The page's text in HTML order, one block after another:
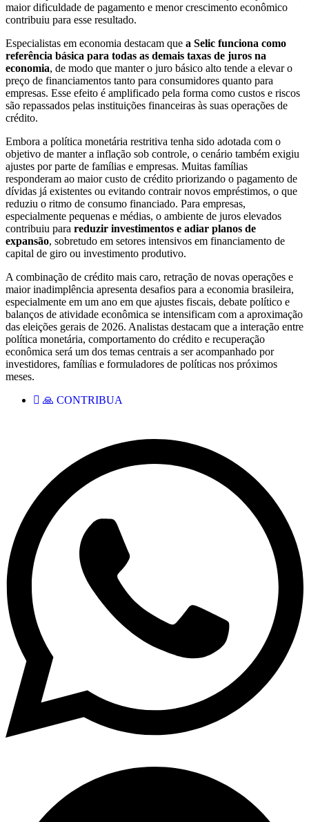
maior dificuldade de pagamento e menor crescimento econômico
contribuiu para esse resultado.
Especialistas em economia destacam que a Selic funciona como
referência básica para todas as demais taxas de juros na
economia, de modo que manter o juro básico alto tende a elevar o
preço de financiamentos tanto para consumidores quanto para
empresas. Esse efeito é amplificado pela forma como custos e riscos
são repassados pelas instituições financeiras às suas operações de
crédito.
Embora a política monetária restritiva tenha sido adotada com o
objetivo de manter a inflação sob controle, o cenário também exigiu
ajustes por parte de famílias e empresas. Muitas famílias
responderam ao maior custo de crédito priorizando o pagamento de
dívidas já existentes ou evitando contrair novos empréstimos, o que
reduziu o ritmo de consumo financiado. Para empresas,
especialmente pequenas e médias, o ambiente de juros elevados
contribuiu para reduzir investimentos e adiar planos de
expansão, sobretudo em setores intensivos em financiamento de
capital de giro ou investimento produtivo.
A combinação de crédito mais caro, retração de novas operações e
maior inadimplência apresenta desafios para a economia brasileira,
especialmente em um ano em que ajustes fiscais, debate político e
balanços de atividade econômica se intensificam com a aproximação
das eleições gerais de 2026. Analistas destacam que a interação entre
política monetária, comportamento do crédito e recuperação
econômica será um dos temas centrais a ser acompanhado por
investidores, famílias e formuladores de políticas nos próximos
meses.
🙏 CONTRIBUA